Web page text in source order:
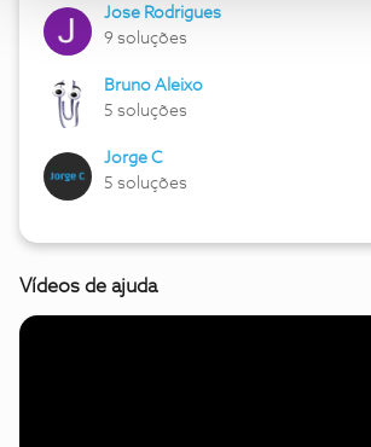
Jose Rodrigues
9 soluções
Bruno Aleixo
5 soluções
Jorge C
5 soluções
Vídeos de ajuda